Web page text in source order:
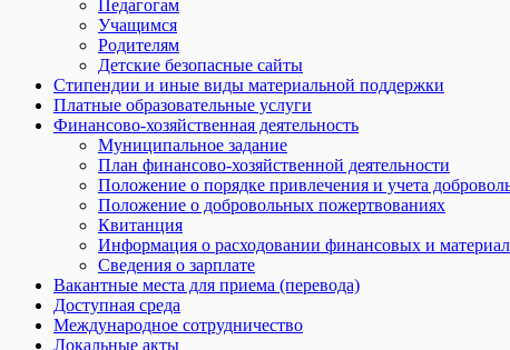
Педагогам
Учащимся
Родителям
Детские безопасные сайты
Стипендии и иные виды материальной поддержки
Платные образовательные услуги
Финансово-хозяйственная деятельность
Муниципальное задание
План финансово-хозяйственной деятельности
Положение о порядке привлечения и учета
Положение о добровольных пожертвованиях
Квитанция
Информация о расходовании финансовых и
Сведения о зарплате
Вакантные места для приема (перевода)
Доступная среда
Международное сотрудничество
Локальные акты